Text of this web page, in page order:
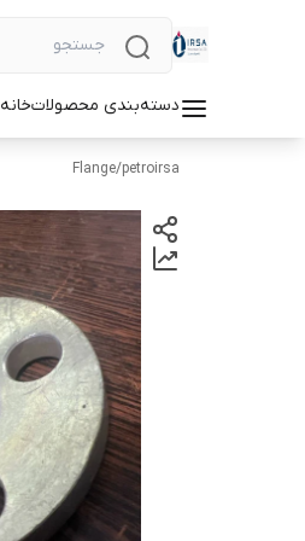
دسته‌بندی محصولاتخانه
petroirsa
/
Flange